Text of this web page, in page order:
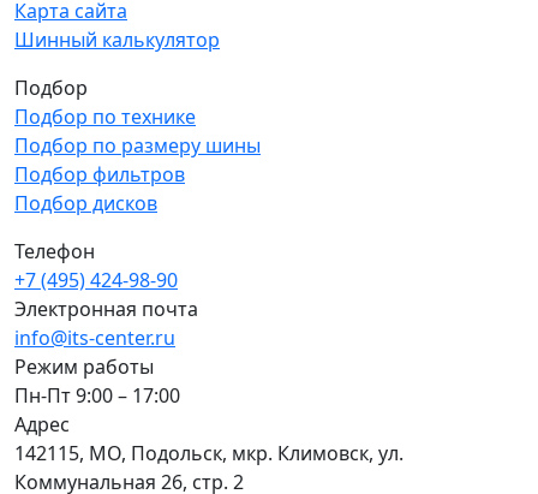
Карта сайта
Шинный калькулятор
Подбор
Подбор по технике
Подбор по размеру шины
Подбор фильтров
Подбор дисков
Телефон
+7 (495) 424-98-90
Электронная почта
info@its-center.ru
Режим работы
Пн-Пт 9:00 – 17:00
Адрес
142115, МО, Подольск, мкр. Климовск, ул.
Коммунальная 26, стр. 2